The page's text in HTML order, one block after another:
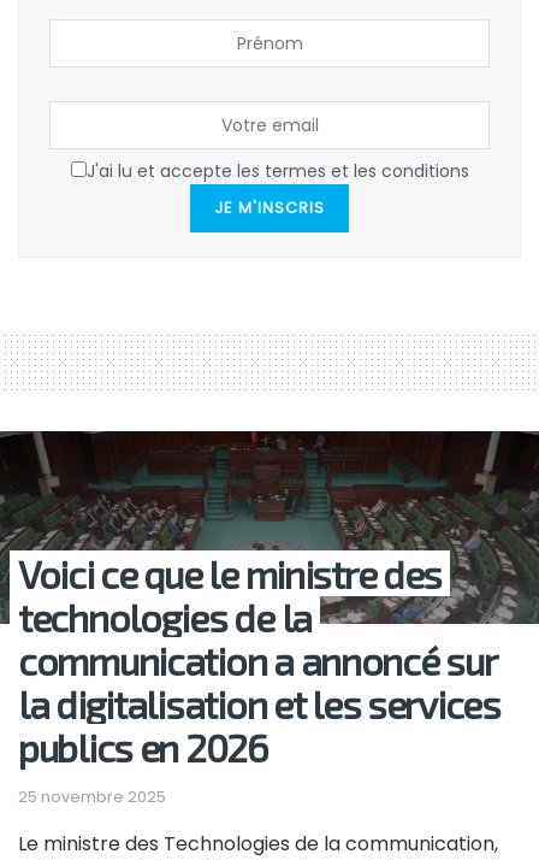
J'ai lu et accepte les termes et les conditions
JE M'INSCRIS
Voici ce que le ministre des
technologies de la
communication a annoncé sur
la digitalisation et les services
publics en 2026
25 novembre 2025
Le ministre des Technologies de la communication,